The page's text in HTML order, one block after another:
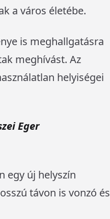
a város életébe.
is meghallgatásra
meghívást. Az
helyiségei
Eger
egy új helyszín
távon is vonzó és